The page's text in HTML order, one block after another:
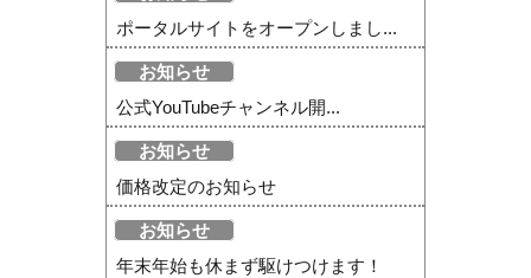
ポータルサイトをオープンしまし...
お知らせ
公式YouTubeチャンネル開...
お知らせ
価格改定のお知らせ
お知らせ
年末年始も休まず駆けつけます！